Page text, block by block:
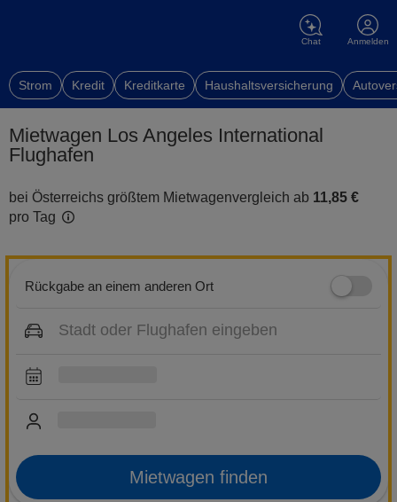
Chat Anmelden
Strom Kredit Kreditkarte Haushaltsversicherung
Mietwagen Los Angeles International
Flughafen
bei Österreichs größtem Mietwagenvergleich ab 11,85 €
pro Tag
Rückgabe an einem anderen Ort
Mietwagen finden